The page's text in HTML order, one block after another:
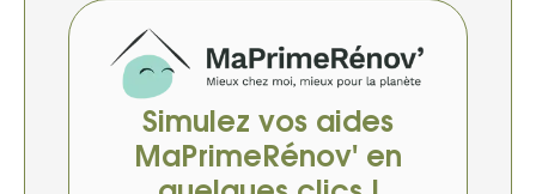
Simulez vos aides
MaPrimeRénov' en